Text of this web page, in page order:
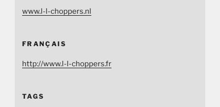
www.l-l-choppers.nl
FRANÇAIS
http://www.l-l-choppers.fr
TAGS